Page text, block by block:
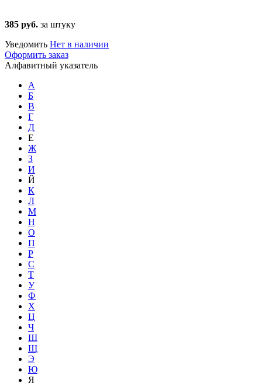
385 руб. за штуку
Уведомить Нет в наличии
Оформить заказ
Алфавитный указатель
А
Б
В
Г
Д
Е
Ж
З
И
Й
К
Л
М
Н
О
П
Р
С
Т
У
Ф
Х
Ц
Ч
Ш
Щ
Э
Ю
Я